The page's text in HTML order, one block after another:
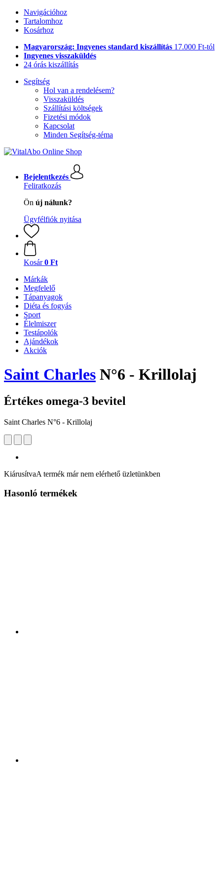
Navigációhoz
Tartalomhoz
Kosárhoz
Magyarország: Ingyenes standard kiszállítás 17.000 Ft-tól
Ingyenes visszaküldés
24 órás kiszállítás
Segítség
Hol van a rendelésem?
Visszaküldés
Szállítási költségek
Fizetési módok
Kapcsolat
Minden Segítség-téma
Bejelentkezés
Feliratkozás
Ön új nálunk?
Ügyfélfiók nyitása
Kosár 0 Ft
Márkák
Megfelelő
Tápanyagok
Diéta és fogyás
Sport
Élelmiszer
Testápolók
Ajándékok
Akciók
Saint Charles N°6 - Krillolaj
Értékes omega-3 bevitel
Saint Charles N°6 - Krillolaj
KiárusítvaA termék már nem elérhető üzletünkben
Hasonló termékek